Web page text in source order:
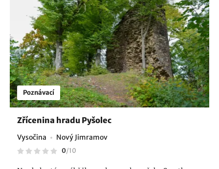
Poznávací
Zřícenina hradu Pyšolec
Vysočina Nový Jimramov
0/10